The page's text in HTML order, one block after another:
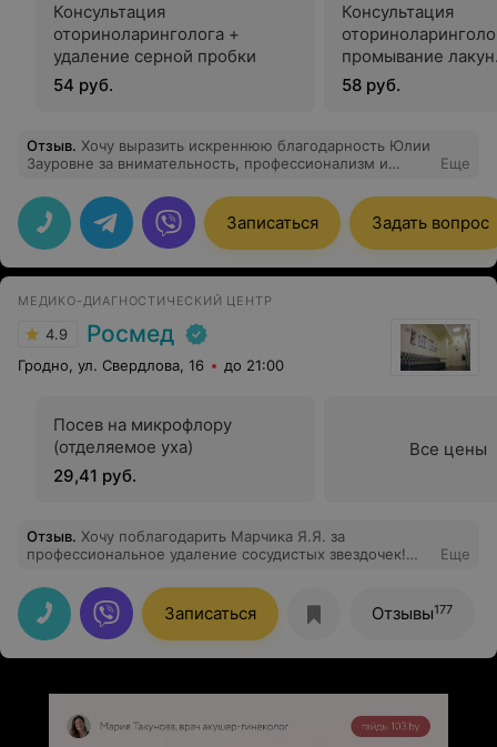
Консультация
оториноларинголога +
удаление серной пробки
54 руб.
Консультация
промывание лакун
миндаллин
58 руб.
Отзыв. Хочу выразить искреннюю благодарность Юлии
Зауровне за внимательность, профессионализм и
внимательному подходу и знаниям, мы чувствуем
уверенность и спокойствие! Спасибо за терпение,
доброту и желание помочь. Мы очень ценим ваш труд!
Спасибо большое руководству медицинского центра за
возможность наблюдаться у такого замечательного
Еще
Записаться Задать вопрос
МЕДИКО-ДИАГНОСТИЧЕСКИЙ ЦЕНТР
4.9 Росмед
Гродно, ул. Свердлова, 16 до 21:00
Посев на микрофлору
(отделяемое уха)
29,41 руб.
Все цены
Отзыв. Хочу поблагодарить Марчика Я.Я. за
профессиональное удаление сосудистых звездочек!
Еще
Записаться Отзывы177